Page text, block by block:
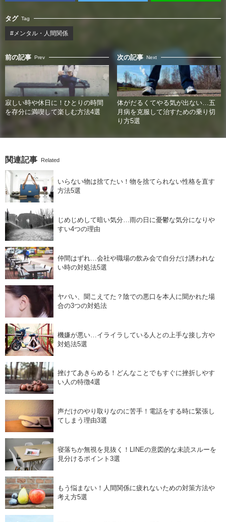
タグ Tag
#メンタル・人間関係
前の記事 Prev
寂しい時や休日に！ひとりの時間
を存分に満喫して楽しむ方法4選
次の記事 Next
体がだるくてやる気が出ない…五
月病を克服して治すための乗り切
り方5選
関連記事 Related
いらない物は捨てたい！物を捨てられない性格を直す
方法5選
じめじめして暗い気分…雨の日に憂鬱な気分になりや
すい4つの理由
仲間はずれ…会社や職場の飲み会で自分だけ誘われな
い時の対処法5選
ヤバい、聞こえてた？陰での悪口を本人に聞かれた場
合の3つの対処法
機嫌が悪い…イライラしている人との上手な接し方や
対処法5選
挫けてあきらめる！どんなことでもすぐに挫折しやす
い人の特徴4選
声だけのやり取りなのに苦手！電話をする時に緊張し
てしまう理由3選
寝落ちか無視を見抜く！LINEの意図的な未読スルーを
見分けるポイント3選
もう悩まない！人間関係に疲れないための対策方法や
考え方5選